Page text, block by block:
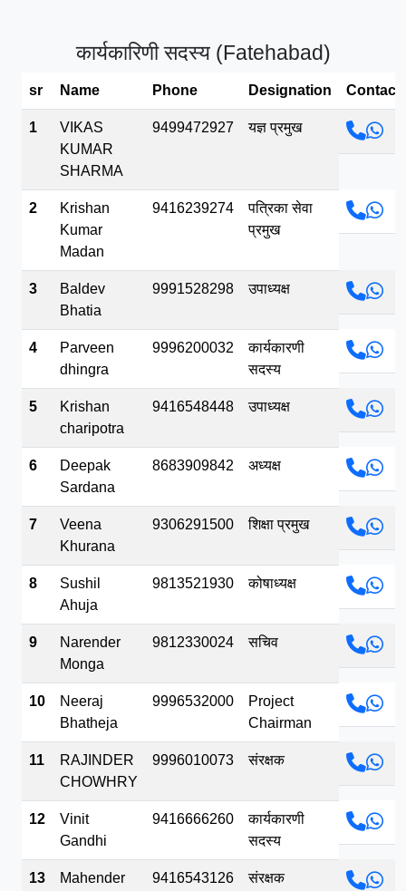
सपरहट शयम भजन - जय जय शयम जय जय शयम
भव.mp3
कार्यकारिणी सदस्य (Fatehabad)
sr Name Phone Designation Contact
1
VIKAS
KUMAR
SHARMA
9499472927 यज्ञ प्रमुख
2
Krishan
Kumar
Madan
9416239274
पत्रिका सेवा
प्रमुख
3
Baldev
Bhatia
9991528298 उपाध्यक्ष
4
Parveen
dhingra
9996200032
कार्यकारणी
सदस्य
5
Krishan
charipotra
9416548448 उपाध्यक्ष
6
Deepak
Sardana
8683909842 अध्यक्ष
7
Veena
Khurana
9306291500 शिक्षा प्रमुख
8
Sushil
Ahuja
9813521930 कोषाध्यक्ष
9
Narender
Monga
9812330024 सचिव
10
Neeraj
Bhatheja
9996532000
Project
Chairman
11
RAJINDER
CHOWHRY
9996010073 संरक्षक
12
Vinit
Gandhi
9416666260
कार्यकारणी
सदस्य
13 Mahender 9416543126 संरक्षक